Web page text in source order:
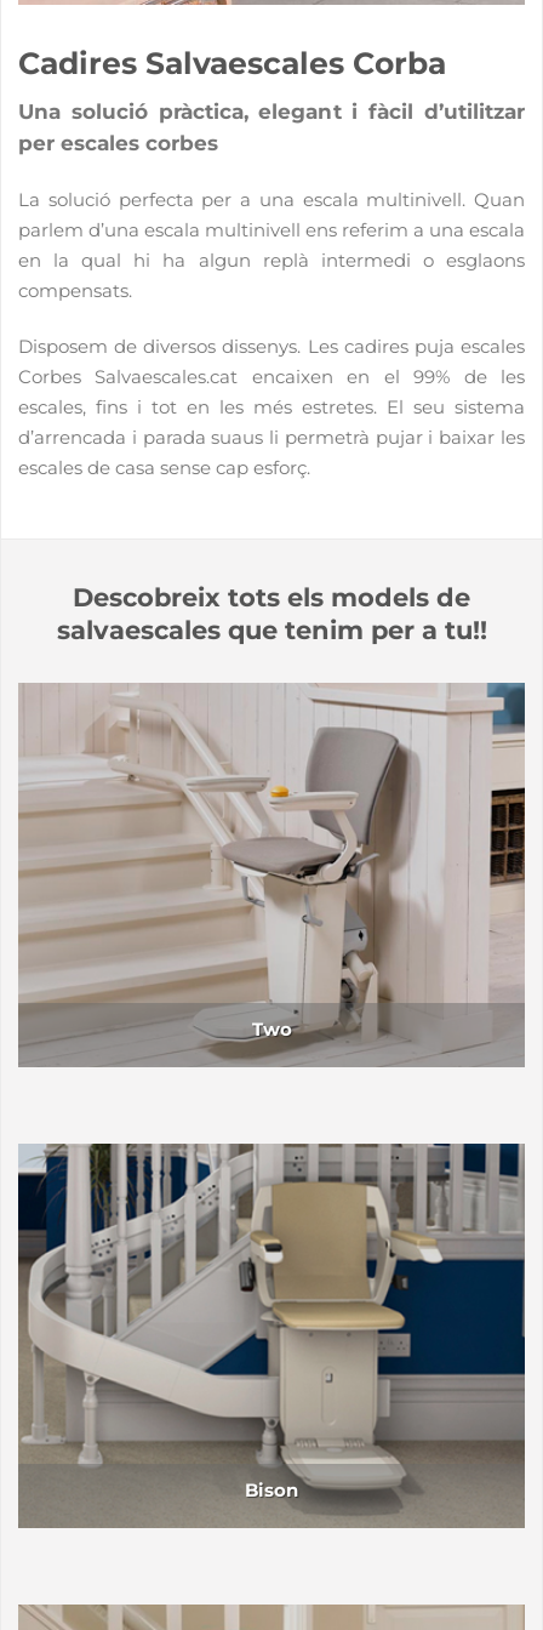
Cadires Salvaescales Corba
Una solució pràctica, elegant i fàcil d’utilitzar
per escales corbes
La solució perfecta per a una escala multinivell. Quan
parlem d’una escala multinivell ens referim a una escala
en la qual hi ha algun replà intermedi o esglaons
compensats.
Disposem de diversos dissenys. Les cadires puja escales
Corbes Salvaescales.cat encaixen en el 99% de les
escales, fins i tot en les més estretes. El seu sistema
d’arrencada i parada suaus li permetrà pujar i baixar les
escales de casa sense cap esforç.
Descobreix tots els models de
salvaescales que tenim per a tu!!
Two
Bison